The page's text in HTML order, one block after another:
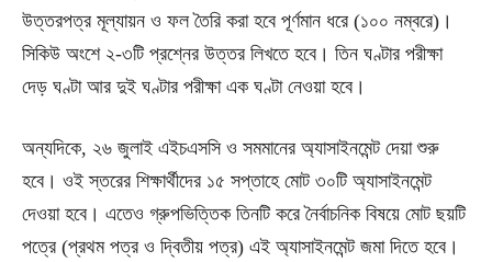
উত্তরপত্র মূল্যায়ন ও ফল তৈরি করা হবে পূর্ণমান ধরে (১০০ নম্বরে)।
সিকিউ অংশে ২-৩টি প্রশ্নের উত্তর লিখতে হবে। তিন ঘণ্টার পরীক্ষা
দেড় ঘণ্টা আর দুই ঘণ্টার পরীক্ষা এক ঘণ্টা নেওয়া হবে।
অন্যদিকে, ২৬ জুলাই এইচএসসি ও সমমানের অ্যাসাইনমেন্ট দেয়া শুরু
হবে। ওই স্তরের শিক্ষার্থীদের ১৫ সপ্তাহে মোট ৩০টি অ্যাসাইনমেন্ট
দেওয়া হবে। এতেও গ্রুপভিত্তিক তিনটি করে নৈর্বাচনিক বিষয়ে মোট ছয়টি
পত্রে (প্রথম পত্র ও দ্বিতীয় পত্র) এই অ্যাসাইনমেন্ট জমা দিতে হবে।